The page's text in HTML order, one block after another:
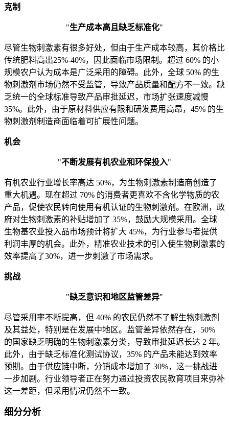
克制
"生产成本高且缺乏标准化"
尽管生物刺激素有很多好处，但由于生产成本较高，其价格比
传统肥料高出25%-40%，因此面临市场限制。超过 60% 的小
规模农户认为成本是广泛采用的障碍。此外，全球 50% 的生
物刺激剂市场仍然不受监管，导致产品质量和配方不一致。缺
乏统一的全球标准导致产品审批延迟，市场扩张速度减慢
35%。此外，由于原材料供应有限和研发费用高昂，45% 的生
物刺激剂制造商面临着可扩展性问题。
机会
"不断发展有机农业和环保投入"
有机农业行业增长率高达 50%，为生物刺激素制造商创造了
重大机遇。现在超过 70% 的消费者更喜欢不含化学物质的农
产品，促使农民转向使用有机认证的生物刺激剂。在欧洲，政
府对生物刺激素的补贴增加了 35%，鼓励大规模采用。全球
生物基农业投入品市场预计将扩大 45%，为行业参与者提供
利润丰厚的机会。此外，精准农业技术的引入使生物刺激素的
效率提高了30%，进一步刺激了市场需求。
挑战
"缺乏意识和地区监管差异"
尽管采用率不断提高，但 40% 的农民仍然不了解生物刺激剂
及其益处，特别是在发展中地区。监管差异依然存在，50%
的国家缺乏明确的生物刺激素分类，导致审批延迟长达 2 年。
此外，由于缺乏标准化测试协议，35% 的产品未能达到效率
预期。由于供应链中断，分销成本增加了 30%，这一挑战进
一步加剧。行业领导者正在努力通过投资农民教育项目来弥补
这一差距，但采用情况仍然不一致。
细分分析